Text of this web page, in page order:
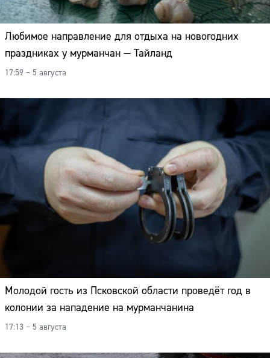
Любимое направление для отдыха на новогодних
праздниках у мурманчан — Тайланд
17:59 – 5 августа
Молодой гость из Псковской области проведёт год в
колонии за нападение на мурманчанина
17:13 – 5 августа